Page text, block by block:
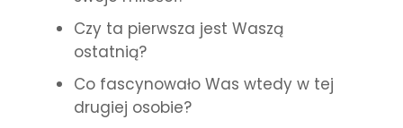
Czy ta pierwsza jest Waszą
ostatnią?
Co fascynowało Was wtedy w tej
drugiej osobie?